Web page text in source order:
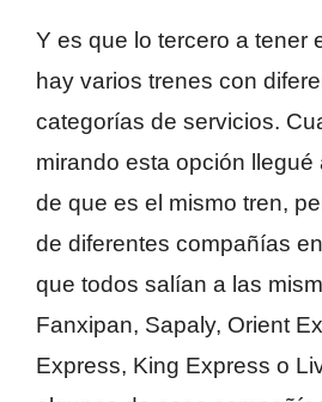
Y es que lo tercero a tener
hay varios trenes con
categorías de servicios.
mirando esta opción llegué
de que es el mismo tren,
de diferentes compañías
que todos salían a las
Fanxipan, Sapaly, Orient
Express, King Express o